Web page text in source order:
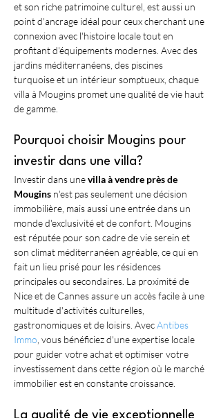
et son riche patrimoine culturel, est aussi un
point d'ancrage idéal pour ceux cherchant une
connexion avec l'histoire locale tout en
profitant d'équipements modernes. Avec des
jardins méditerranéens, des piscines
turquoise et un intérieur somptueux, chaque
villa à Mougins promet une qualité de vie haut
de gamme.
Pourquoi choisir Mougins pour
investir dans une villa?
Investir dans une villa à vendre près de
Mougins n'est pas seulement une décision
immobilière, mais aussi une entrée dans un
monde d'exclusivité et de confort. Mougins
est réputée pour son cadre de vie serein et
son climat méditerranéen agréable, ce qui en
fait un lieu prisé pour les résidences
principales ou secondaires. La proximité de
Nice et de Cannes assure un accès facile à une
multitude d'activités culturelles,
gastronomiques et de loisirs. Avec Antibes
Immo , vous bénéficiez d'une expertise locale
pour guider votre achat et optimiser votre
investissement dans cette région où le marché
immobilier est en constante croissance.
La qualité de vie exceptionnelle